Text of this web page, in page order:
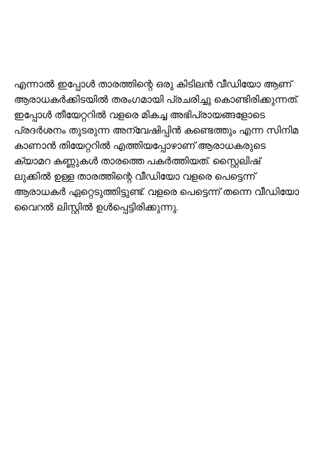
എന്നാൽ ഇപ്പോൾ താരത്തിന്റെ ഒരു കിടിലൻ വീഡിയോ ആണ്
ആരാധകർക്കിടയിൽ തരംഗമായി പ്രചരിച്ചു കൊണ്ടിരിക്കുന്നത്.
ഇപ്പോൾ തീയേറ്ററിൽ വളരെ മികച്ച അഭിപ്രായങ്ങളോടെ
പ്രദർശനം തുടരുന്ന അന്വേഷിപ്പിൻ കണ്ടെത്തും എന്ന സിനിമ
കാണാൻ തിയേറ്ററിൽ എത്തിയപ്പോഴാണ് ആരാധകരുടെ
ക്യാമറ കണ്ണുകൾ താരത്തെ പകർത്തിയത്. സ്റ്റൈലിഷ്
ലുക്കിൽ ഉള്ള താരത്തിന്റെ വീഡിയോ വളരെ പെട്ടെന്ന്
ആരാധകർ ഏറ്റെടുത്തിട്ടുണ്ട്. വളരെ പെട്ടെന്ന് തന്നെ വീഡിയോ
വൈറൽ ലിസ്റ്റിൽ ഉൾപ്പെട്ടിരിക്കുന്നു.